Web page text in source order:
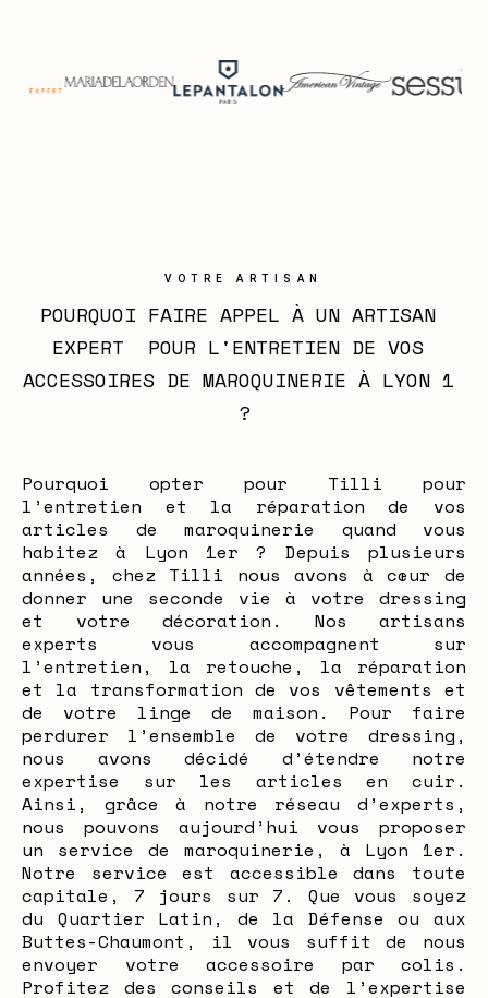
VOTRE ARTISAN
POURQUOI FAIRE APPEL À UN ARTISAN
EXPERT  POUR L'ENTRETIEN DE VOS
ACCESSOIRES DE MAROQUINERIE À LYON 1
?
Pourquoi opter pour Tilli pour
l’entretien et la réparation de vos
articles de maroquinerie quand vous
habitez à Lyon 1er ? Depuis plusieurs
années, chez Tilli nous avons à cœur de
donner une seconde vie à votre dressing
et votre décoration. Nos artisans
experts vous accompagnent sur
l’entretien, la retouche, la réparation
et la transformation de vos vêtements et
de votre linge de maison. Pour faire
perdurer l’ensemble de votre dressing,
nous avons décidé d’étendre notre
expertise sur les articles en cuir.
Ainsi, grâce à notre réseau d’experts,
nous pouvons aujourd’hui vous proposer
un service de maroquinerie, à Lyon 1er.
Notre service est accessible dans toute
capitale, 7 jours sur 7. Que vous soyez
du Quartier Latin, de la Défense ou aux
Buttes-Chaumont, il vous suffit de nous
envoyer votre accessoire par colis.
Profitez des conseils et de l’expertise